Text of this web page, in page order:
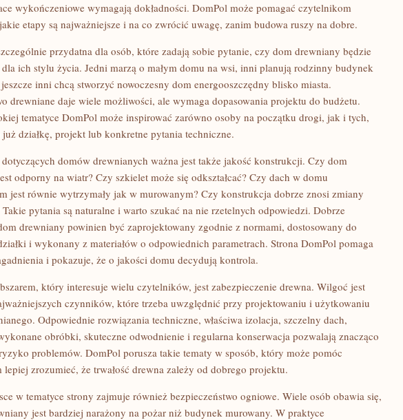
wykończeniowe wymagają dokładności. DomPol może pomagać czytelnikom
etapy są najważniejsze i na co zwrócić uwagę, zanim budowa ruszy na dobre.
przydatna dla osób, które zadają sobie pytanie, czy dom drewniany będzie
ich stylu życia. Jedni marzą o małym domu na wsi, inni planują rodzinny budynek
inni chcą stworzyć nowoczesny dom energooszczędny blisko miasta.
drewniane daje wiele możliwości, ale wymaga dopasowania projektu do budżetu.
tematyce DomPol może inspirować zarówno osoby na początku drogi, jak i tych,
działkę, projekt lub konkretne pytania techniczne.
domów drewnianych ważna jest także jakość konstrukcji. Czy dom
odporny na wiatr? Czy szkielet może się odkształcać? Czy dach w domu
jest równie wytrzymały jak w murowanym? Czy konstrukcja dobrze znosi zmiany
Takie pytania są naturalne i warto szukać na nie rzetelnych odpowiedzi. Dobrze
drewniany powinien być zaprojektowany zgodnie z normami, dostosowany do
i wykonany z materiałów o odpowiednich parametrach. Strona DomPol pomaga
i pokazuje, że o jakości domu decydują kontrola.
który interesuje wielu czytelników, jest zabezpieczenie drewna. Wilgoć jest
czynników, które trzeba uwzględnić przy projektowaniu i użytkowaniu
Odpowiednie rozwiązania techniczne, właściwa izolacja, szczelny dach,
obróbki, skuteczne odwodnienie i regularna konserwacja pozwalają znacząco
problemów. DomPol porusza takie tematy w sposób, który może pomóc
zrozumieć, że trwałość drewna zależy od dobrego projektu.
w tematyce strony zajmuje również bezpieczeństwo ogniowe. Wiele osób obawia się,
jest bardziej narażony na pożar niż budynek murowany. W praktyce